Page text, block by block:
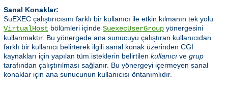
Sanal Konaklar:
SuEXEC çalıştırıcısını farklı bir kullanıcı ile etkin kılmanın tek yolu
VirtualHost bölümleri içinde SuexecUserGroup yönergesini
kullanmaktır. Bu yönergede ana sunucuyu çalıştıran kullanıcıdan
farklı bir kullanıcı belirterek ilgili sanal konak üzerinden CGI
kaynakları için yapılan tüm isteklerin belirtilen kullanıcı ve grup
tarafından çalıştırılması sağlanır. Bu yönergeyi içermeyen sanal
konaklar için ana sunucunun kullanıcısı öntanımlıdır.